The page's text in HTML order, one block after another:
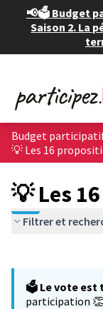
📢🗳️ Budget
Saison 2. La
Budget
💡 Les 16
💡 Les
Filtrer et
−
🗳️ Le vote est
participation